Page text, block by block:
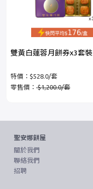
雙黃白蓮蓉月餅券x3套裝
特價：$528.0/套
零售價： $1,200.0/套
聖安娜餅屋
關於我們
聯絡我們
招聘